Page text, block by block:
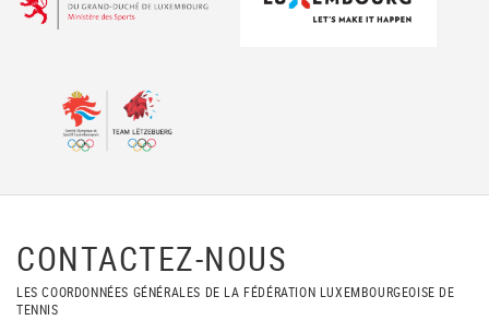
CONTACTEZ-NOUS
LES COORDONNÉES GÉNÉRALES DE LA FÉDÉRATION LUXEMBOURGEOISE DE
TENNIS